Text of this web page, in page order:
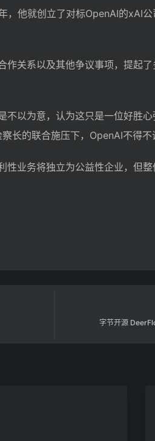
，他就创立了对标OpenAI的xAI
作关系以及其他争议事项，提起
不以为意，认为这只是一位好胜
长的联合施压下，OpenAI不得不
性业务将独立为公益性企业，但
字节开源